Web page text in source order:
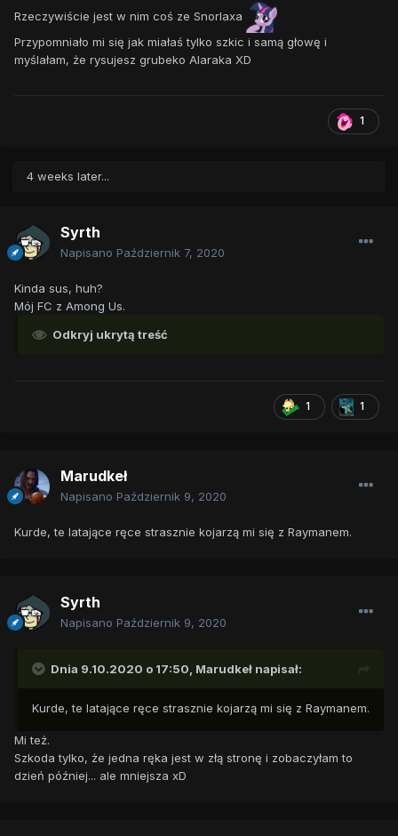
Rzeczywiście jest w nim coś ze Snorlaxa
Przypomniało mi się jak miałaś tylko szkic i samą głowę i
myślałam, że rysujesz grubeko Alaraka XD
1
4 weeks later...
Syrth
Napisano Październik 7, 2020
Kinda sus, huh?
Mój FC z Among Us.
Odkryj ukrytą treść
1 1
Marudkeł
Napisano Październik 9, 2020
Kurde, te latające ręce strasznie kojarzą mi się z Raymanem.
Syrth
Napisano Październik 9, 2020
Dnia 9.10.2020 o 17:50, Marudkeł napisał:
Kurde, te latające ręce strasznie kojarzą mi się z Raymanem.
Mi też.
Szkoda tylko, że jedna ręka jest w złą stronę i zobaczyłam to
dzień później... ale mniejsza xD